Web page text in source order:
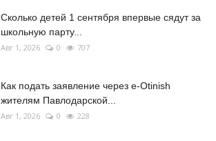
Сколько детей 1 сентября впервые сядут за
школьную парту...
Авг 1, 2026 0 707
Как подать заявление через e-Otinish
жителям Павлодарской...
Авг 1, 2026 0 228